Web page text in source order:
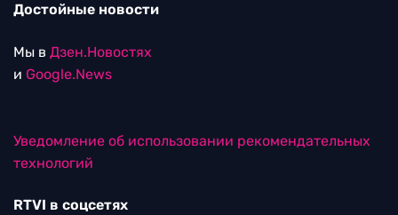
Достойные новости
Мы в Дзен.Новостях
и Google.News
Уведомление об использовании рекомендательных
технологий
RTVI в соцсетях